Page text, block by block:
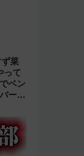
ず菜
って
ベン
ーの